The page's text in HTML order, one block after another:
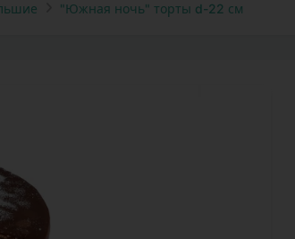
"Южная ночь" торты d-22 см